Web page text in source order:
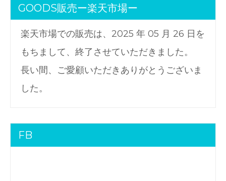
GOODS販売ー楽天市場ー
楽天市場での販売は、2025 年 05 月 26 日を
もちまして、終了させていただきました。
長い間、ご愛顧いただきありがとうございま
した。
FB